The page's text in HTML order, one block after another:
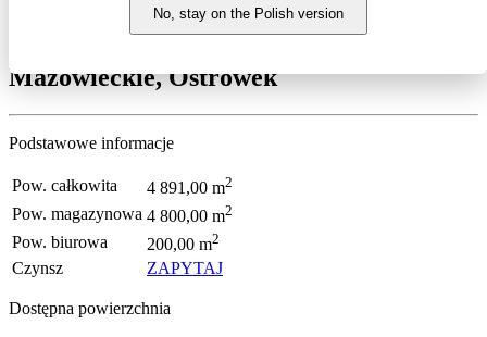
No, stay on the Polish version
Mazowieckie, Ostrówek
Podstawowe informacje
Pow. całkowita 4 891,00 m2
Pow. magazynowa 4 800,00 m2
Pow. biurowa 200,00 m2
Czynsz ZAPYTAJ
Dostępna powierzchnia